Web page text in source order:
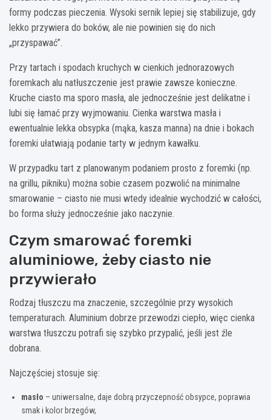
formy podczas pieczenia. Wysoki sernik lepiej się stabilizuje, gdy
lekko przywiera do boków, ale nie powinien się do nich
„przyspawać”.
Przy tartach i spodach kruchych w cienkich jednorazowych
foremkach alu natłuszczenie jest prawie zawsze konieczne.
Kruche ciasto ma sporo masła, ale jednocześnie jest delikatne i
lubi się łamać przy wyjmowaniu. Cienka warstwa masła i
ewentualnie lekka obsypka (mąka, kasza manna) na dnie i bokach
foremki ułatwiają podanie tarty w jednym kawałku.
W przypadku tart z planowanym podaniem prosto z foremki (np.
na grillu, pikniku) można sobie czasem pozwolić na minimalne
smarowanie – ciasto nie musi wtedy idealnie wychodzić w całości,
bo forma służy jednocześnie jako naczynie.
Czym smarować foremki
aluminiowe, żeby ciasto nie
przywierało
Rodzaj tłuszczu ma znaczenie, szczególnie przy wysokich
temperaturach. Aluminium dobrze przewodzi ciepło, więc cienka
warstwa tłuszczu potrafi się szybko przypalić, jeśli jest źle
dobrana.
Najczęściej stosuje się:
masło – uniwersalne, daje dobrą przyczepność obsypce, poprawia
smak i kolor brzegów,